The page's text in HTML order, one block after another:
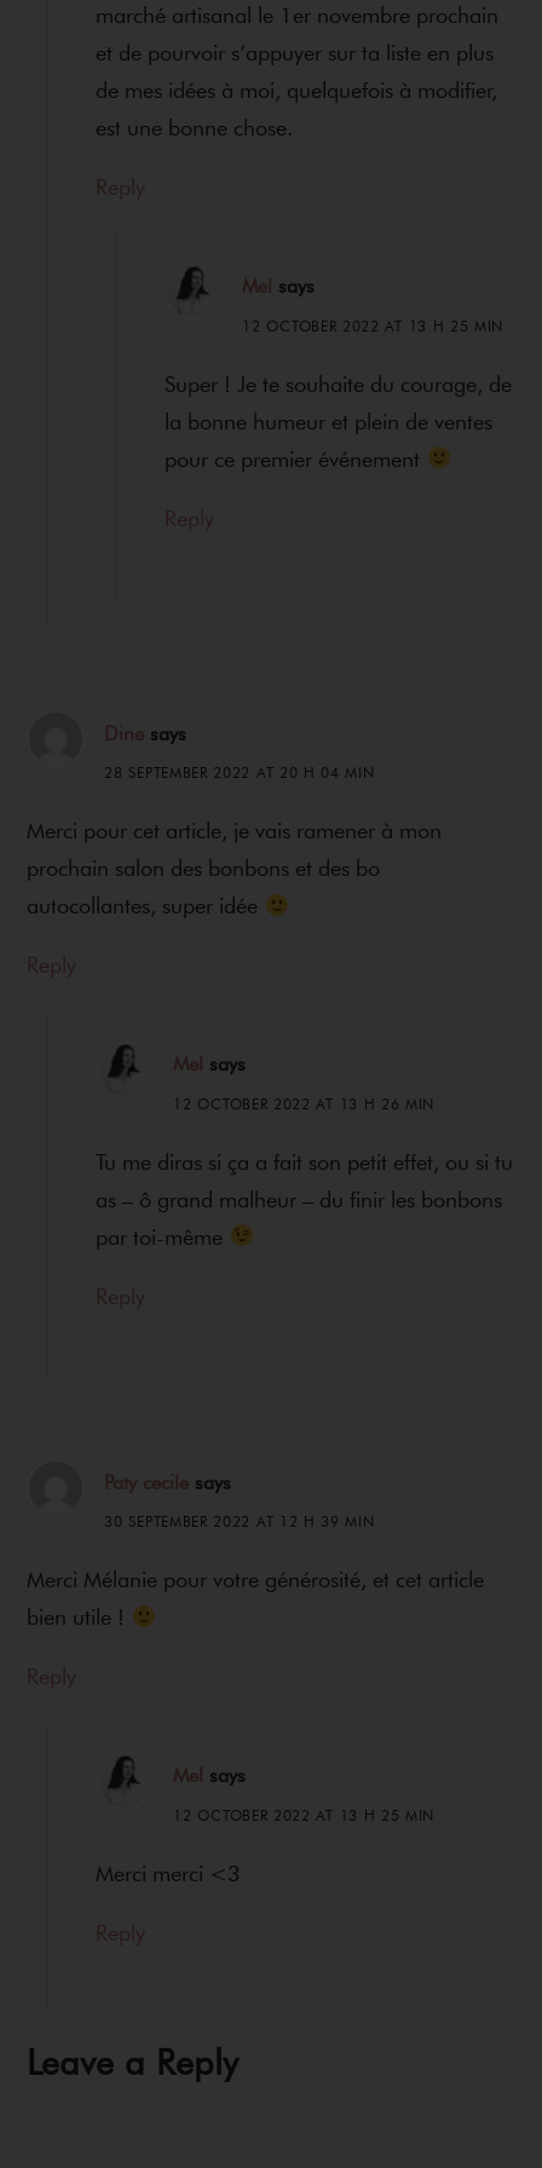
marché artisanal le 1er novembre prochain
et de pourvoir s’appuyer sur ta liste en plus
de mes idées à moi, quelquefois à modifier,
est une bonne chose.
Reply
Mel says
12 OCTOBER 2022 AT 13 H 25 MIN
Super ! Je te souhaite du courage, de
la bonne humeur et plein de ventes
pour ce premier événement
Reply
Dine says
28 SEPTEMBER 2022 AT 20 H 04 MIN
Merci pour cet article, je vais ramener à mon
prochain salon des bonbons et des bo
autocollantes, super idée
Reply
Mel says
12 OCTOBER 2022 AT 13 H 26 MIN
Tu me diras si ça a fait son petit effet, ou si tu
as – ô grand malheur – du finir les bonbons
par toi-même
Reply
Paty cecile says
30 SEPTEMBER 2022 AT 12 H 39 MIN
Merci Mélanie pour votre générosité, et cet article
bien utile !
Reply
Mel says
12 OCTOBER 2022 AT 13 H 25 MIN
Merci merci <3
Reply
Leave a Reply